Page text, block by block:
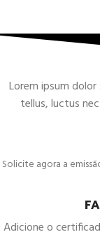
Lorem ipsum
tellus, luctus
Solicite agora a
Adicione o